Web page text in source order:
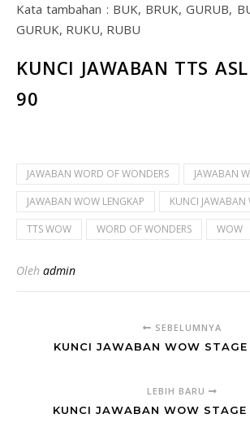
Kata tambahan : BUK, BRUK, GURUB,
GURUK, RUKU, RUBU
KUNCI JAWABAN TTS
90
JAWABAN WORD OF WONDERS
JAWABAN
JAWABAN WOW LENGKAP
KUNCI JAWABAN
TTS WOW
WORD OF WONDERS WOW
Oleh admin
SEBELUMNYA
KUNCI JAWABAN WOW STAGE
LEBIH BARU
KUNCI JAWABAN WOW STAGE